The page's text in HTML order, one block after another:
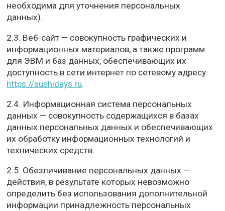
необходима для уточнения персональных
данных).
2.3. Веб-сайт — совокупность графических и
информационных материалов, а также программ
для ЭВМ и баз данных, обеспечивающих их
доступность в сети интернет по сетевому адресу
https://sushidays.ru.
2.4. Информационная система персональных
данных — совокупность содержащихся в базах
данных персональных данных и обеспечивающих
их обработку информационных технологий и
технических средств.
2.5. Обезличивание персональных данных —
действия, в результате которых невозможно
определить без использования дополнительной
информации принадлежность персональных